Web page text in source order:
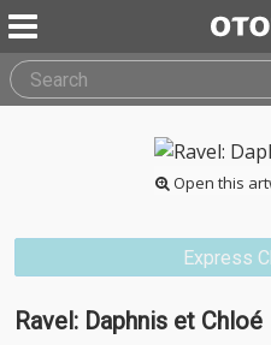
Open this
Express
Ravel: Daphnis et Chloé